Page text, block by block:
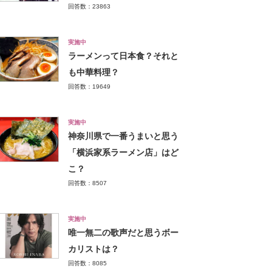
回答数：23863
実施中
ラーメンって日本食？それと
も中華料理？
回答数：19649
実施中
神奈川県で一番うまいと思う
「横浜家系ラーメン店」はど
こ？
回答数：8507
実施中
唯一無二の歌声だと思うボー
カリストは？
回答数：8085